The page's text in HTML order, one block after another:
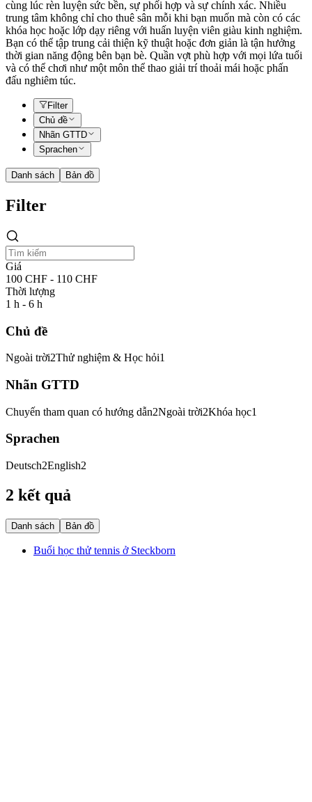
cùng lúc rèn luyện sức bền, sự phối hợp và sự chính xác. Nhiều
trung tâm không chỉ cho thuê sân mỗi khi bạn muốn mà còn có các
khóa học hoặc lớp dạy riêng với huấn luyện viên giàu kinh nghiệm.
Bạn có thể tập trung cải thiện kỹ thuật hoặc đơn giản là tận hưởng
thời gian năng động bên bạn bè. Quần vợt phù hợp với mọi lứa tuổi
và có thể chơi như một môn thể thao giải trí thoải mái hoặc phấn
đấu nghiêm túc.
Filter
Chủ đề
Nhãn GTTD
Sprachen
Danh sách Bản đồ
Filter
Giá
100 CHF - 110 CHF
Thời lượng
1 h - 6 h
Chủ đề
Ngoài trời2Thử nghiệm & Học hỏi1
Nhãn GTTD
Chuyến tham quan có hướng dẫn2Ngoài trời2Khóa học1
Sprachen
Deutsch2English2
2 kết quả
Danh sách Bản đồ
Buổi học thử tennis ở Steckborn